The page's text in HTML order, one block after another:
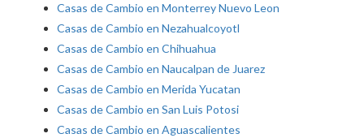
Casas de Cambio en Monterrey Nuevo Leon
Casas de Cambio en Nezahualcoyotl
Casas de Cambio en Chihuahua
Casas de Cambio en Naucalpan de Juarez
Casas de Cambio en Merida Yucatan
Casas de Cambio en San Luis Potosi
Casas de Cambio en Aguascalientes